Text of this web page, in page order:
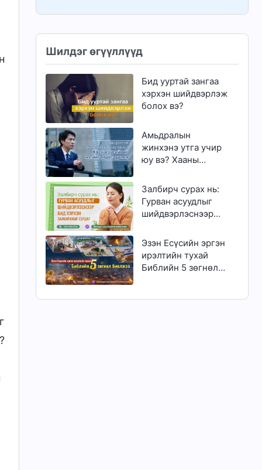
Шилдэг өгүүллүүд
Бид ууртай зангаа
хэрхэн шийдвэрлэж
болох вэ?
Амьдралын
жинхэнэ утга учир
юу вэ? Хааны
бодогдуулна
Залбирч сурах нь:
Гурван асуудлыг
шийдвэрлэснээр
залбирахыг сурдаг
Эзэн Есүсийн эргэн
ирэлтийн тухай
Библийн 5 зөгнөл